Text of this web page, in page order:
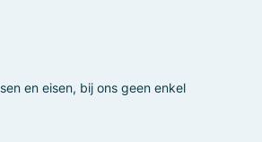
en eisen, bij ons geen enkel